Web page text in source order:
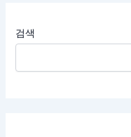
검색